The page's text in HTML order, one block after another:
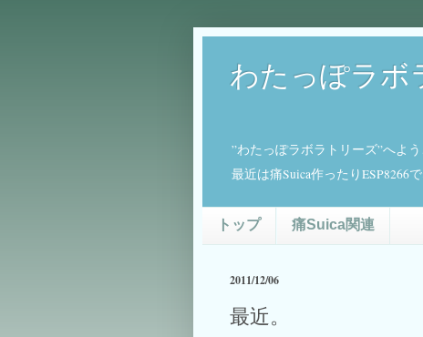
わたっぽラボ
”わたっぽラボラトリーズ”へよ
最近は痛Suica作ったりESP8266
トップ 痛Suica関連
2011/12/06
最近。